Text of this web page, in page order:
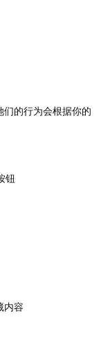
们的行为会根据你的
钮
内容